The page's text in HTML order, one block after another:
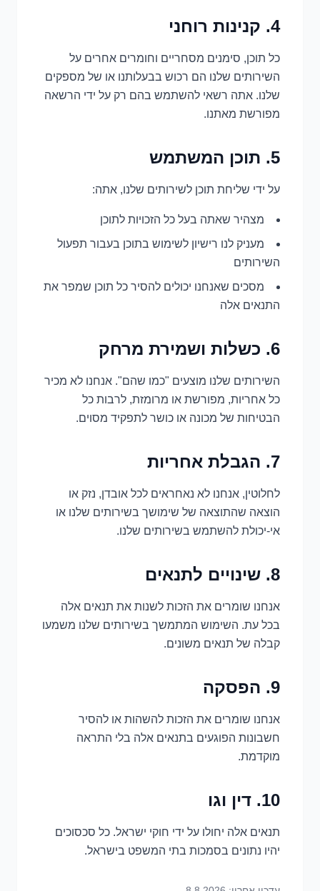
4. קנינות רוחני
כל תוכן, סימנים מסחריים וחומרים אחרים על
השירותים שלנו הם רכוש בבעלותנו או של מספקים
שלנו. אתה רשאי להשתמש בהם רק על ידי הרשאה
מפורשת מאתנו.
5. תוכן המשתמש
על ידי שליחת תוכן לשירותים שלנו, אתה:
מצהיר שאתה בעל כל הזכויות לתוכן
מעניק לנו רישיון לשימוש בתוכן בעבור תפעול
השירותים
מסכים שאנחנו יכולים להסיר כל תוכן שמפר את
התנאים אלה
6. כשלות ושמירת מרחק
השירותים שלנו מוצעים "כמו שהם". אנחנו לא מכיר
כל אחריות, מפורשת או מרומזת, לרבות כל
הבטיחות של מכונה או כושר לתפקיד מסוים.
7. הגבלת אחריות
לחלוטין, אנחנו לא נאחראים לכל אובדן, נזק או
הוצאה שהתוצאה של שימושך בשירותים שלנו או
אי-יכולת להשתמש בשירותים שלנו.
8. שינויים לתנאים
אנחנו שומרים את הזכות לשנות את תנאים אלה
בכל עת. השימוש המתמשך בשירותים שלנו משמעו
קבלה של תנאים משונים.
9. הפסקה
אנחנו שומרים את הזכות להשהות או להסיר
חשבונות הפוגעים בתנאים אלה בלי התראה
מוקדמת.
10. דין וגו
תנאים אלה יחולו על ידי חוקי ישראל. כל סכסוכים
יהיו נתונים בסמכות בתי המשפט בישראל.